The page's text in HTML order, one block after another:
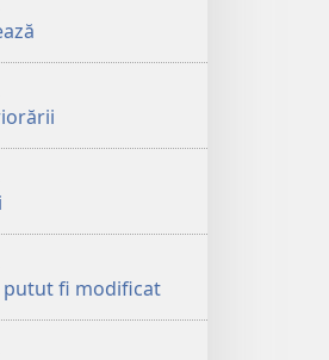
DE
–
putut fi modificat